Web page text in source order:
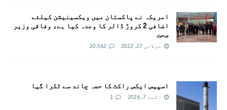
امريکہ نے پاکستان میں ویکسینیشن کیلئے
اضافی 2 کروڑ ڈالر کا وعدہ کیا ہے، وفاقی وزیر
صحت
جولائی 27, 2022 20,562
اسپیس ایکس راکٹ کا حصہ چاند سے ٹکرا گیا
اگست 7, 2026 1